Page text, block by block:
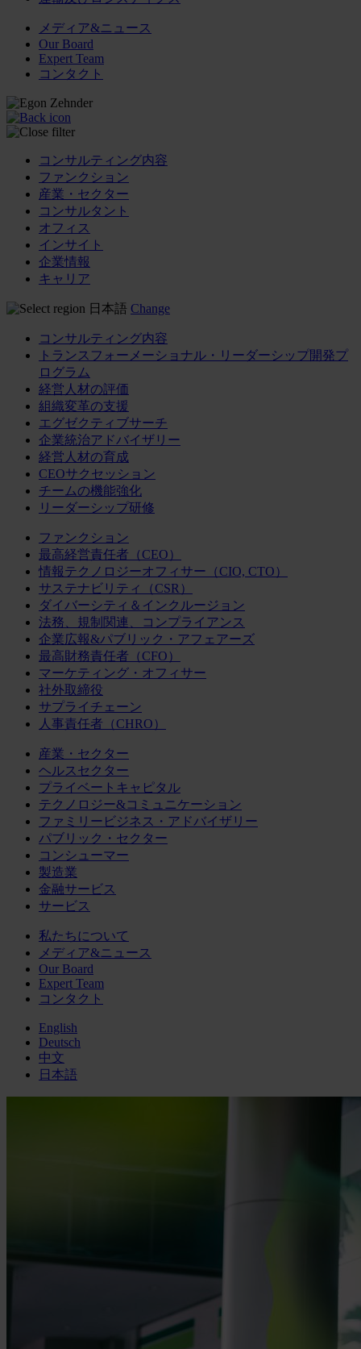
メディア&ニュース
Our Board
Expert Team
コンタクト
コンサルティング内容
ファンクション
産業・セクター
コンサルタント
オフィス
インサイト
企業情報
キャリア
日本語 Change
コンサルティング内容
トランスフォーメーショナル・リーダーシップ開発プ
ログラム
経営人材の評価
組織変革の支援
エグゼクティブサーチ
企業統治アドバイザリー
経営人材の育成
CEOサクセッション
チームの機能強化
リーダーシップ研修
ファンクション
最高経営責任者（CEO）
情報テクノロジーオフィサー（CIO, CTO）
サステナビリティ（CSR）
ダイバーシティ＆インクルージョン
法務、規制関連、コンプライアンス
企業広報&パブリック・アフェアーズ
最高財務責任者（CFO）
マーケティング・オフィサー
社外取締役
サプライチェーン
人事責任者（CHRO）
産業・セクター
ヘルスセクター
プライベートキャピタル
テクノロジー&コミュニケーション
ファミリービジネス・アドバイザリー
パブリック・セクター
コンシューマー
製造業
金融サービス
サービス
私たちについて
メディア&ニュース
Our Board
Expert Team
コンタクト
English
Deutsch
中文
日本語